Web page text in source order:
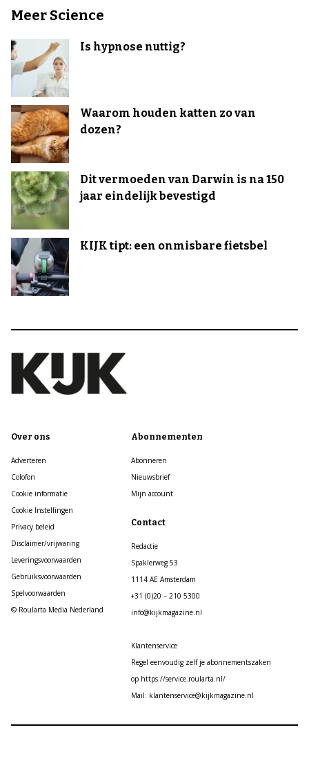
Meer Science
Is hypnose nuttig?
Waarom houden katten zo van
dozen?
Dit vermoeden van Darwin is na 150
jaar eindelijk bevestigd
KIJK tipt: een onmisbare fietsbel
Over ons
Adverteren
Colofon
Cookie informatie
Cookie Instellingen
Privacy beleid
Disclaimer/vrijwaring
Leveringsvoorwaarden
Gebruiksvoorwaarden
Spelvoorwaarden
© Roularta Media Nederland
Abonnementen
Abonneren
Nieuwsbrief
Mijn account
Contact
Redactie
Spaklerweg 53
1114 AE Amsterdam
+31 (0)20 – 210 5300
info@kijkmagazine.nl
Klantenservice
Regel eenvoudig zelf je abonnementszaken
op https://service.roularta.nl/
Mail: klantenservice@kijkmagazine.nl